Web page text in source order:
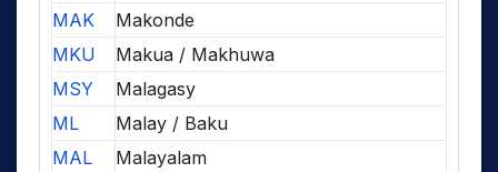
MAK
Makonde
MKU
Makua / Makhuwa
MSY
Malagasy
ML
Malay / Baku
MAL
Malayalam